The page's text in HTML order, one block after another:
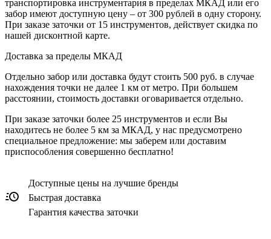
транспортировка инструментария в пределах МКАД или его
забор имеют доступную цену – от 300 рублей в одну сторону.
При заказе заточки от 15 инструментов, действует скидка по
нашей дисконтной карте.
Доставка за пределы МКАД
Отдельно забор или доставка будут стоить 500 руб. в случае
нахождения точки не далее 1 км от метро. При большем
расстоянии, стоимость доставки оговаривается отдельно.
При заказе заточки более 25 инструментов и если Вы
находитесь не более 5 км за МКАД, у нас предусмотрено
специальное предложение: мы заберем или доставим
приспособления совершенно бесплатно!
Доступные цены на лучшие бренды
Быстрая доставка
Гарантия качества заточки